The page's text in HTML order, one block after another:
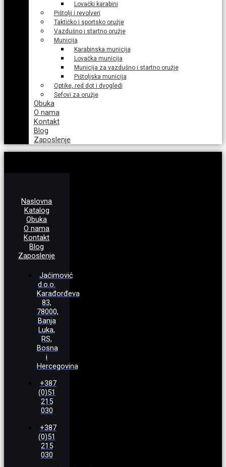
Lovački karabini
Pištolji i revolveri
Taktičko i sportsko oružje
Vazdušno i startno oružje
Municija
Karabinska municija
Lovačka municija
Municija za vazdušno i startno oružje
Pištoljska municija
Optike, red dot i dvogledi
Sefovi za oružje
Obuka
O nama
Kontakt
Blog
Zaposlenje
Naslovna
Katalog
Obuka
O nama
Kontakt
Blog
Zaposlenje
Jaćimović
d.o.o.
Karađorđeva
83,
78000,
Banja
Luka,
RS,
Bosna
i
Hercegovina
+387
(0)51
215
030
+387
(0)51
215
030